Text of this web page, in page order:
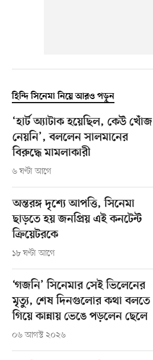
হিন্দি সিনেমা নিয়ে আরও পড়ুন
‘হার্ট অ্যাটাক হয়েছিল, কেউ খোঁজ
নেয়নি’, বললেন সালমানের
বিরুদ্ধে মামলাকারী
৬ ঘণ্টা আগে
অন্তরঙ্গ দৃশ্যে আপত্তি, সিনেমা
ছাড়তে হয় জনপ্রিয় এই কনটেন্ট
ক্রিয়েটরকে
১৮ ঘণ্টা আগে
‘গজনি’ সিনেমার সেই ভিলেনের
মৃত্যু, শেষ দিনগুলোর কথা বলতে
গিয়ে কান্নায় ভেঙে পড়লেন ছেলে
০৬ আগস্ট ২০২৬